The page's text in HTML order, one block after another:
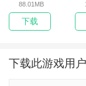
88.01MB
下载
下载此游戏用